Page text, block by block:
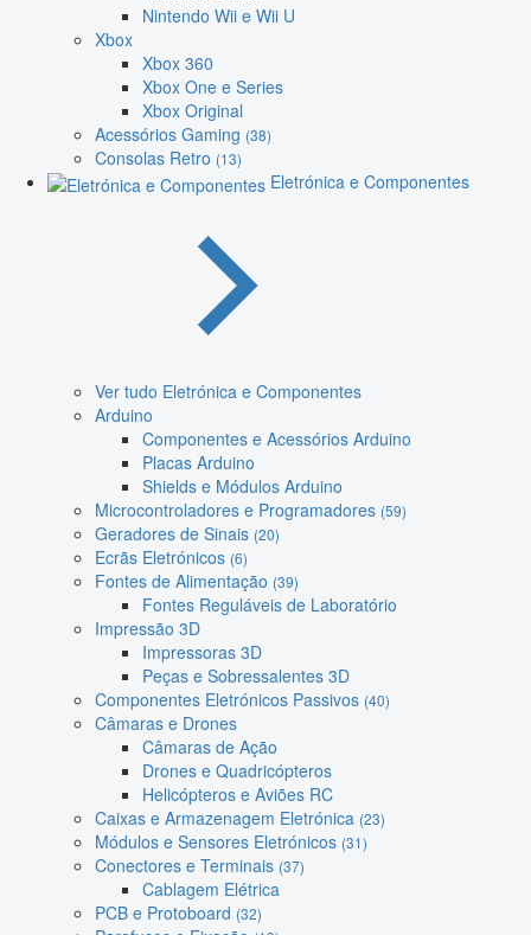
Nintendo Wii e Wii U
Xbox
Xbox 360
Xbox One e Series
Xbox Original
Acessórios Gaming (38)
Consolas Retro (13)
Eletrónica e Componentes
Ver tudo Eletrónica e Componentes
Arduino
Componentes e Acessórios Arduino
Placas Arduino
Shields e Módulos Arduino
Microcontroladores e Programadores (59)
Geradores de Sinais (20)
Ecrãs Eletrónicos (6)
Fontes de Alimentação (39)
Fontes Reguláveis de Laboratório
Impressão 3D
Impressoras 3D
Peças e Sobressalentes 3D
Componentes Eletrónicos Passivos (40)
Câmaras e Drones
Câmaras de Ação
Drones e Quadricópteros
Helicópteros e Aviões RC
Caixas e Armazenagem Eletrónica (23)
Módulos e Sensores Eletrónicos (31)
Conectores e Terminais (37)
Cablagem Elétrica
PCB e Protoboard (32)